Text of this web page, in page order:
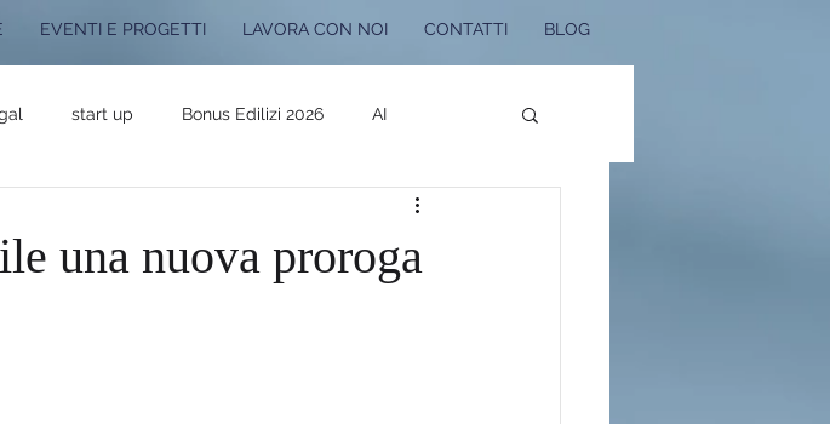
EVENTI E PROGETTI LAVORA CON NOI CONTATTI BLOG
start up Bonus Edilizi 2026 AI
Bonus Edilizi 2025
una nuova proroga